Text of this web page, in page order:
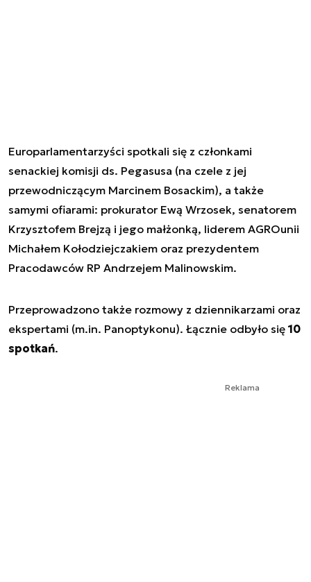
Europarlamentarzyści spotkali się z członkami
senackiej komisji ds. Pegasusa (na czele z jej
przewodniczącym Marcinem Bosackim), a także
samymi ofiarami: prokurator Ewą Wrzosek, senatorem
Krzysztofem Brejzą i jego małżonką, liderem AGROunii
Michałem Kołodziejczakiem oraz prezydentem
Pracodawców RP Andrzejem Malinowskim.
Przeprowadzono także rozmowy z dziennikarzami oraz
ekspertami (m.in. Panoptykonu). Łącznie odbyło się 10
spotkań.
Reklama